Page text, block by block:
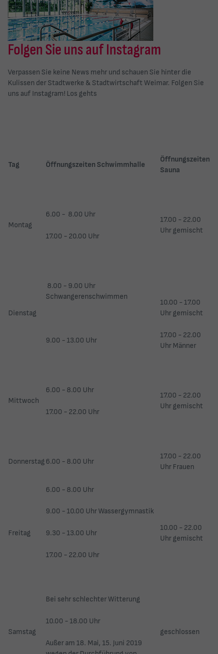
Folgen Sie uns auf Instagram
Verpassen Sie keine News mehr und schauen Sie hinter die
Kulissen der Stadtwerke & Stadtwirtschaft Weimar. Folgen Sie
uns auf Instagram! Los gehts
Tag Öffnungszeiten Schwimmhalle
Öffnungszeiten
Sauna
Montag
6.00 - 8.00 Uhr
17.00 - 20.00 Uhr
17.00 - 22.00
Uhr gemischt
Dienstag
8.00 - 9.00 Uhr
Schwangerenschwimmen
9.00 - 13.00 Uhr
10.00 - 17.00
Uhr gemischt
17.00 - 22.00
Uhr Männer
Mittwoch
6.00 - 8.00 Uhr
17.00 - 22.00 Uhr
17.00 - 22.00
Uhr gemischt
Donnerstag 6.00 - 8.00 Uhr
17.00 - 22.00
Uhr Frauen
Freitag
6.00 - 8.00 Uhr
9.00 - 10.00 Uhr Wassergymnastik
9.30 - 13.00 Uhr
17.00 - 22.00 Uhr
10.00 - 22.00
Uhr gemischt
Samstag
Bei sehr schlechter Witterung
10.00 - 18.00 Uhr
Außer am 18. Mai, 15. Juni 2019
geschlossen